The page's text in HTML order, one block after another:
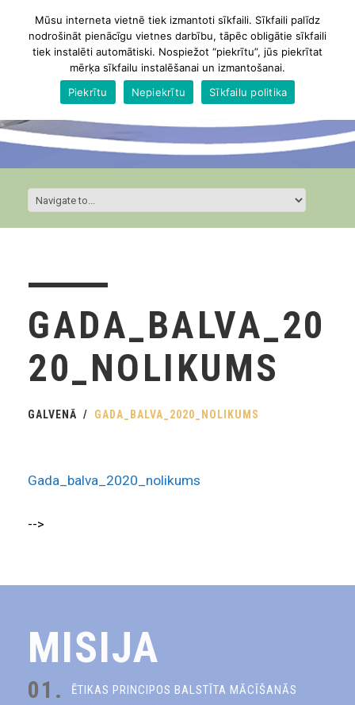
GADA_BALVA_20
20_NOLIKUMS
GALVENĀ GADA_BALVA_2020_NOLIKUMS
Gada_balva_2020_nolikums
-->
MISIJA
01.
ĒTIKAS PRINCIPOS BALSTĪTA MĀCĪŠANĀS
Mūsu interneta vietnē tiek izmantoti sīkfaili. Sīkfaili palīdz
nodrošināt pienācīgu vietnes darbību, tāpēc obligātie sīkfaili
tiek instalēti automātiski. Nospiežot “piekrītu”, jūs piekrītat
mērķa sīkfailu instalēšanai un izmantošanai.
Piekrītu
Nepiekrītu Sīkfailu politika